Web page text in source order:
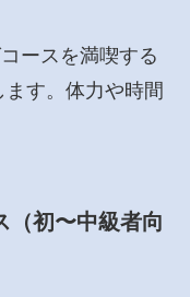
ースを満喫する
す。体力や時間
（初〜中級者向